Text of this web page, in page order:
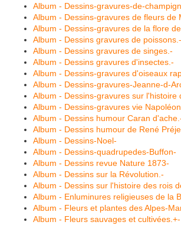
Album - Dessins-gravures-de-
Album - Dessins-gravures de fleurs de
Album - Dessins-gravures de la flore
Album - Dessins gravures de poissons.-
Album - Dessins gravures de singes.-
Album - Dessins gravures d'insectes.-
Album - Dessins-gravures d'oiseaux
Album - Dessins-gravures-Jeanne-d-
Album - Dessins-gravures sur l'histoire
Album - Dessins-gravures vie
Album - Dessins humour Caran
Album - Dessins humour de René
Album - Dessins-Noel-
Album - Dessins-quadrupedes-Buffon-
Album - Dessins revue Nature 1873-
Album - Dessins sur la Révolution.-
Album - Dessins sur l'histoire des rois
Album - Enluminures religieuses de la
Album - Fleurs et plantes des Alpes-
Album - Fleurs sauvages et cultivées.+-